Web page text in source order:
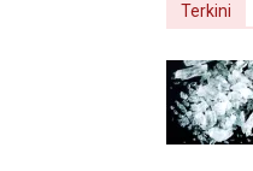
Terkini